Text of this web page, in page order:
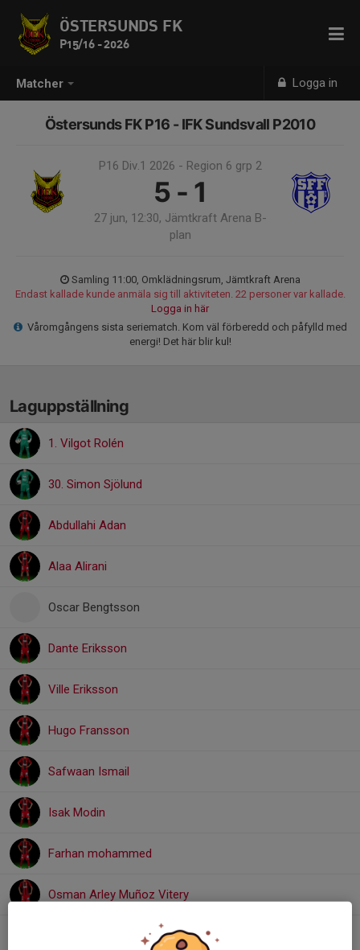
Matcher Logga in
ÖSTERSUNDS FK
P15/16 - 2026
Östersunds FK P16 - IFK Sundsvall P2010
P16 Div.1 2026 - Region 6 grp 2
5 - 1
27 jun, 12:30, Jämtkraft Arena B-
plan
Samling 11:00, Omklädningsrum, Jämtkraft Arena
Endast kallade kunde anmäla sig till aktiviteten. 22 personer var kallade.
Logga in här
Våromgångens sista seriematch. Kom väl förberedd och påfylld med
energi! Det här blir kul!
Laguppställning
1. Vilgot Rolén
30. Simon Sjölund
Abdullahi Adan
Alaa Alirani
Oscar Bengtsson
Dante Eriksson
Ville Eriksson
Hugo Fransson
Safwaan Ismail
Isak Modin
Farhan mohammed
Osman Arley Muñoz Vitery
Oliver Reidemar Moen